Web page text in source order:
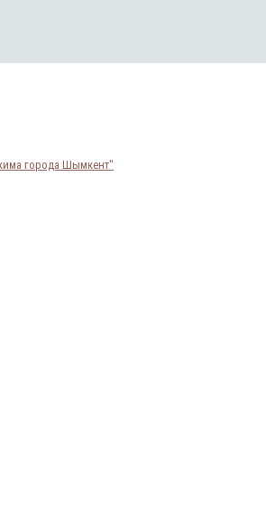
города Шымкент"